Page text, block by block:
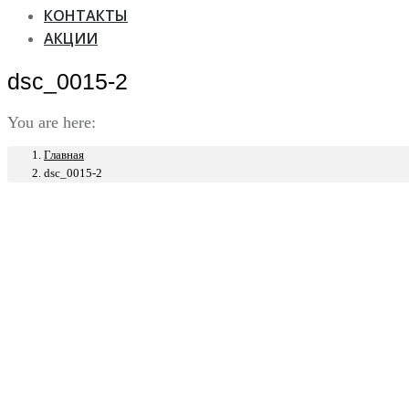
КОНТАКТЫ
АКЦИИ
dsc_0015-2
You are here:
Главная
dsc_0015-2